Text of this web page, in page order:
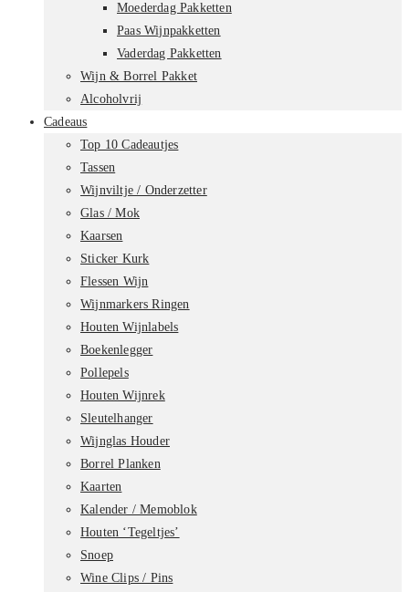
Moederdag Pakketten
Paas Wijnpakketten
Vaderdag Pakketten
Wijn & Borrel Pakket
Alcoholvrij
Cadeaus
Top 10 Cadeautjes
Tassen
Wijnviltje / Onderzetter
Glas / Mok
Kaarsen
Sticker Kurk
Flessen Wijn
Wijnmarkers Ringen
Houten Wijnlabels
Boekenlegger
Pollepels
Houten Wijnrek
Sleutelhanger
Wijnglas Houder
Borrel Planken
Kaarten
Kalender / Memoblok
Houten ‘Tegeltjes’
Snoep
Wine Clips / Pins